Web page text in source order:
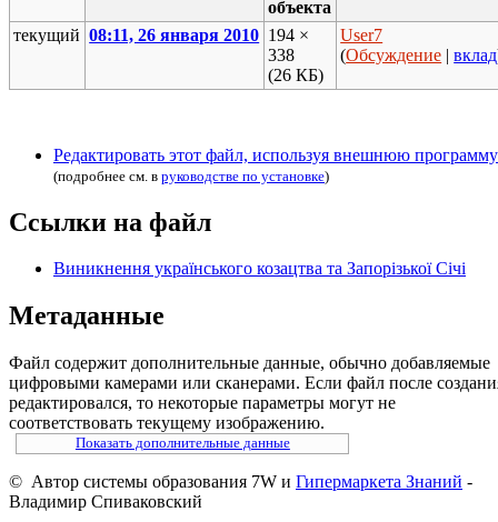
объекта
текущий 08:11, 26 января 2010 194 ×
338
(26 КБ)
User7
(Обсуждение |вклад
Редактировать этот файл, используя внешнюю программу
(подробнее см. в руководстве по установке)
Ссылки на файл
Виникнення українського козацтва та Запорізької Січі
Метаданные
Файл содержит дополнительные данные, обычно добавляемые
цифровыми камерами или сканерами. Если файл после
редактировался, то некоторые параметры могут не
соответствовать текущему изображению.
Показать дополнительные данные
© Автор системы образования 7W и Гипермаркета Знаний -
Владимир Спиваковский